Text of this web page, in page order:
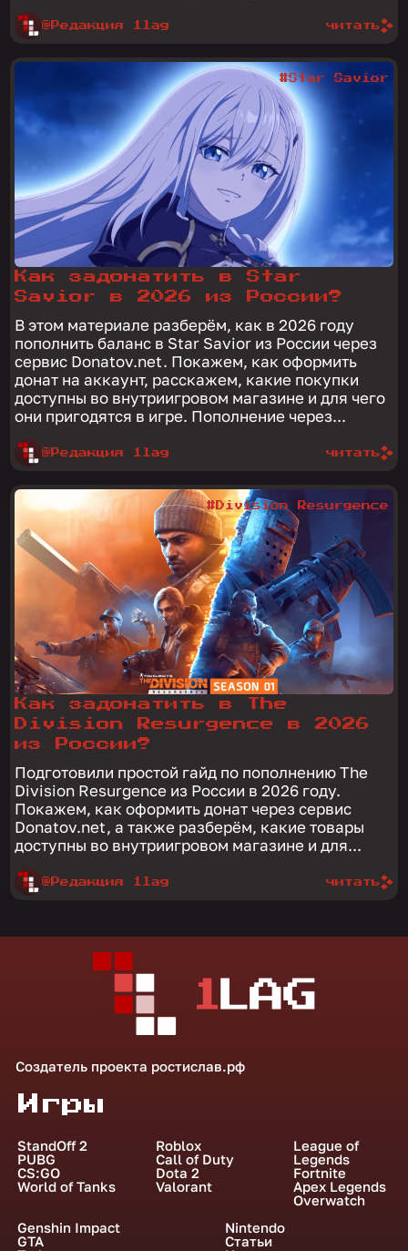
@Редакция 1lag читать
Как задонатить в Star
Savior в 2026 из России?
В этом материале разберём, как в 2026 году
пополнить баланс в Star Savior из России через
сервис Donatov.net. Покажем, как оформить
донат на аккаунт, расскажем, какие покупки
доступны во внутриигровом магазине и для чего
они пригодятся в игре. Пополнение через...
@Редакция 1lag
#Star Savior
читать
Как задонатить в The
Division Resurgence в 2026
из России?
Подготовили простой гайд по пополнению The
Division Resurgence из России в 2026 году.
Покажем, как оформить донат через сервис
Donatov.net, а также разберём, какие товары
доступны во внутриигровом магазине и для...
@Редакция 1lag
#Division Resurgence
читать
Создатель проекта ростислав.рф
Игры
StandOff 2
PUBG
CS:GO
World of Tanks
Roblox
Call of Duty
Dota 2
Valorant
League of
Legends
Fortnite
Apex Legends
Overwatch
Genshin Impact
GTA
Nintendo
Статьи